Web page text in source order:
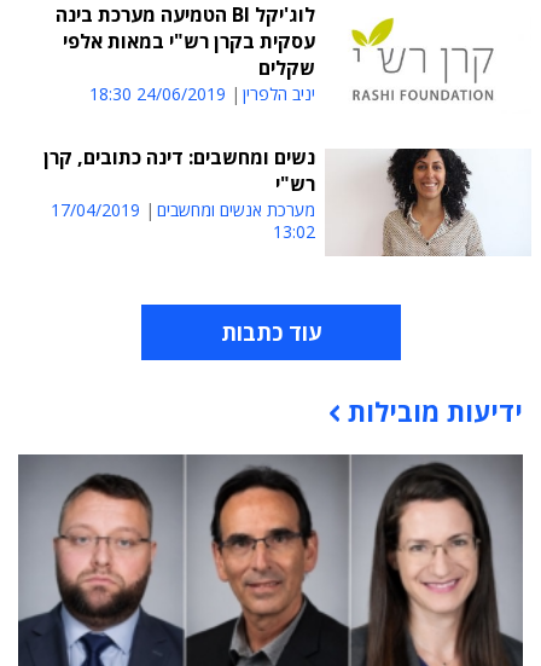
לוג'יקל BI הטמיעה מערכת בינה
עסקית בקרן רש"י במאות אלפי
שקלים
יניב הלפרין 24/06/2019 18:30
נשים ומחשבים: דינה כתובים, קרן
רש"י
מערכת אנשים ומחשבים
17/04/2019
13:02
עוד כתבות
תוכן פרסומי
ידיעות מובילות